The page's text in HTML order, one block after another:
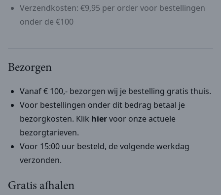
Verzendkosten: €9,95 per order voor bestellingen
onder de €100
Bezorgen
Vanaf € 100,- bezorgen wij je bestelling gratis thuis.
Voor bestellingen onder dit bedrag betaal je
bezorgkosten. Klik hiervoor onze actuele
bezorgtarieven.
Voor 15:00 uur besteld, de volgende werkdag
verzonden.
Gratis afhalen